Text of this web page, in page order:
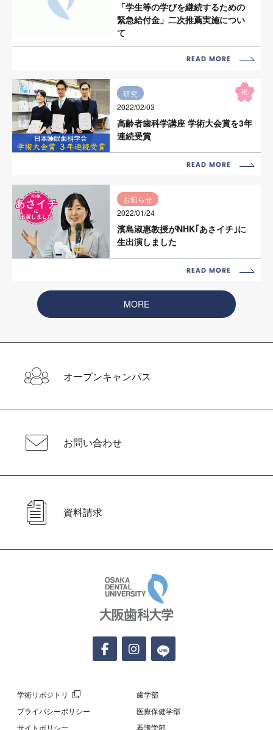
「学生等の学びを継続するための
緊急給付金」二次推薦実施につい
て
研究
2022/02/03
祝
高齢者歯科学講座 学術大会賞を3年
連続受賞
お知らせ
2022/01/24
濱島淑惠教授がNHK｢あさイチ｣に
生出演しました
MORE
オープンキャンパス
お問い合わせ
資料請求
学術リポジトリ
プライバシーポリシー
サイトポリシー
歯学部
医療保健学部
看護学部